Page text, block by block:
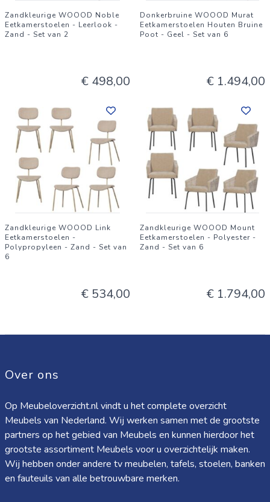
Zandkleurige WOOOD Noble
Eetkamerstoelen - Leerlook -
Zand - Set van 2
€ 498,00
Donkerbruine WOOOD Murat
Eetkamerstoelen Houten Bruine
Poot - Geel - Set van 6
€ 1.494,00
Zandkleurige WOOOD Link
Eetkamerstoelen -
Polypropyleen - Zand - Set van
6
€ 534,00
Zandkleurige WOOOD Mount
Eetkamerstoelen - Polyester -
Zand - Set van 6
€ 1.794,00
Over ons
Op Meubeloverzicht.nl vindt u het complete overzicht
Meubels van Nederland. Wij werken samen met de grootste
partners op het gebied van Meubels en kunnen hierdoor het
grootste assortiment Meubels voor u overzichtelijk maken.
Wij hebben onder andere tv meubelen, tafels, stoelen, banken
en fauteuils van alle betrouwbare merken.